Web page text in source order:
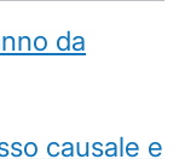
da
causale e